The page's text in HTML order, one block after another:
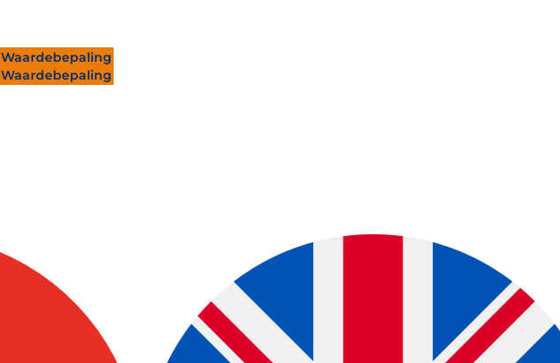
Waardebepaling
Waardebepaling